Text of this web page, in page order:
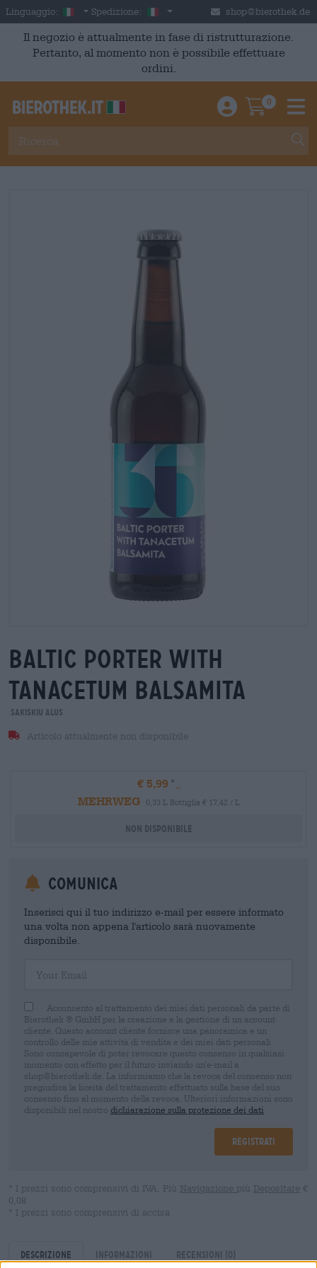
Skip to main content
Linguaggio: Italian
Spedizione: Italia shop@bierothek.de
Il negozio è attualmente in fase di ristrutturazione.
Pertanto, al momento non è possibile effettuare
ordini.
Einloggen /
0
baltic porter with
tanacetum balsamita
Sakiskiu Alus
Articolo attualmente non disponibile
€ 5,99
MEHRWEG
0,33 L Bottiglia € 17,42 / L
Non disponibile
Comunica
Inserisci qui il tuo indirizzo e-mail per essere informato
una volta non appena l'articolo sarà nuovamente
disponibile.
Acconsento al trattamento dei miei dati personali da parte di
Bierothek ® GmbH per la creazione e la gestione di un account
cliente. Questo account cliente fornisce una panoramica e un
controllo delle mie attività di vendita e dei miei dati personali.
Sono consapevole di poter revocare questo consenso in qualsiasi
momento con effetto per il futuro inviando un'e-mail a
shop@bierothek.de. La informiamo che la revoca del consenso non
pregiudica la liceità del trattamento effettuato sulla base del suo
consenso fino al momento della revoca. Ulteriori informazioni sono
disponibili nel nostro dichiarazione sulla protezione dei dati
Registrati
* I prezzi sono comprensivi di IVA. Più Navigazione più Depositare €
0,08
* I prezzi sono comprensivi di accisa
Descrizione Informazioni Recensioni (0)